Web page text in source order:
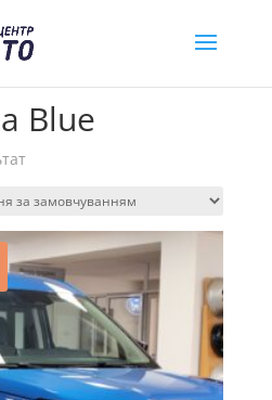
Blue